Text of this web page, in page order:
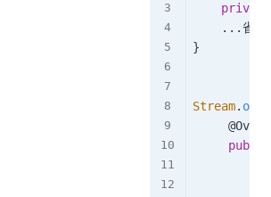
private
. . .省
}
Stream. of
public